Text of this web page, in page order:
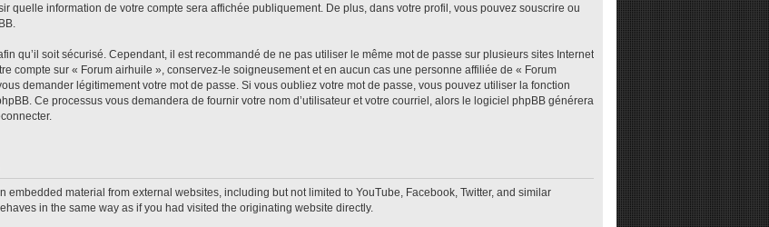
quelle information de votre compte sera affichée publiquement. De plus, dans votre profil, vous pouvez souscrire ou
qu’il soit sécurisé. Cependant, il est recommandé de ne pas utiliser le même mot de passe sur plusieurs sites Internet
compte sur « Forum airhuile », conservez-le soigneusement et en aucun cas une personne affiliée de « Forum
demander légitimement votre mot de passe. Si vous oubliez votre mot de passe, vous pouvez utiliser la fonction
Ce processus vous demandera de fournir votre nom d’utilisateur et votre courriel, alors le logiciel phpBB générera
embedded material from external websites, including but not limited to YouTube, Facebook, Twitter, and similar
in the same way as if you had visited the originating website directly.